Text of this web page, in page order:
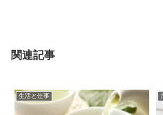
関連記事
生活と仕事